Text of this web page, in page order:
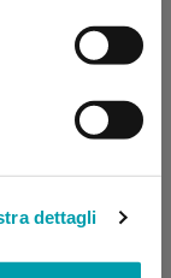
dettagli